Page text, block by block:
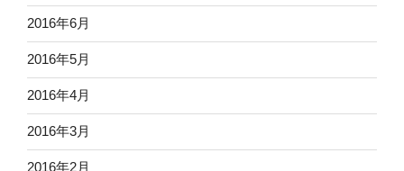
2016年6月
2016年5月
2016年4月
2016年3月
2016年2月